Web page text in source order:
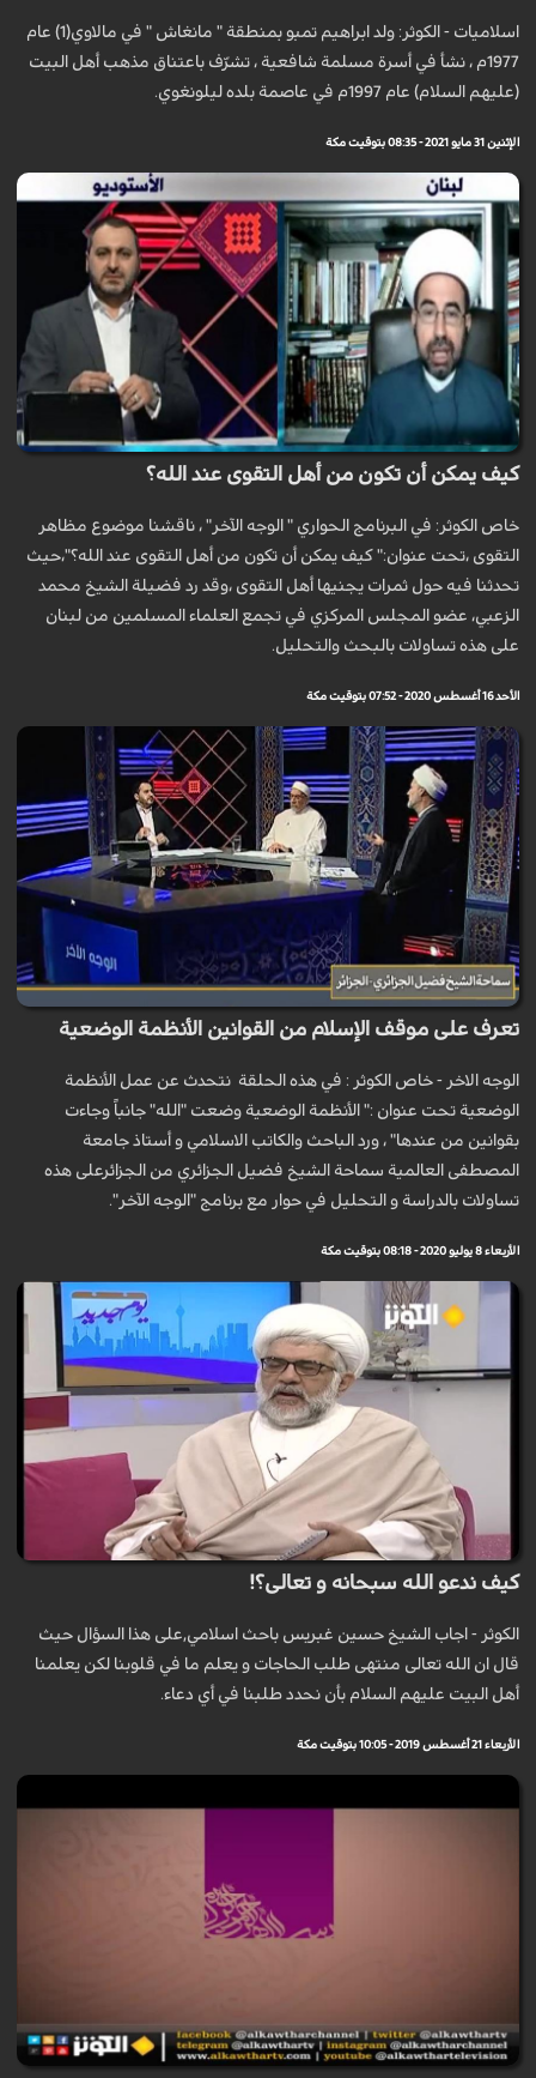
اسلاميات - الكوثر: ولد ابراهيم تمبو بمنطقة " مانغاش " في مالاوي(1) عام
1977م ، نشأ في أسرة مسلمة شافعية ، تشرّف باعتناق مذهب أهل البيت
(عليهم السلام) عام 1997م في عاصمة بلده ليلونغوي.
الإثنين 31 مايو 2021 - 08:35 بتوقيت مكة
كيف يمكن أن تكون من أهل التقوى عند الله؟
خاص الكوثر: في البرنامج الحواري " الوجه الآخر" ، ناقشنا موضوع مظاهر
التقوى ،تحت عنوان:" كيف يمكن أن تكون من أهل التقوى عند الله؟"،حيث
تحدثنا فيه حول ثمرات يجنيها أهل التقوى ،وقد رد فضيلة الشيخ محمد
الزعبي، عضو المجلس المركزي في تجمع العلماء المسلمين من لبنان
على هذه تساولات بالبحث والتحليل.
الأحد 16 أغسطس 2020 - 07:52 بتوقيت مكة
تعرف على موقف الإسلام من القوانين الأنظمة الوضعية
الوجه الاخر - خاص الكوثر : في هذه الحلقة نتحدث عن عمل الأنظمة
الوضعية تحت عنوان :" الأنظمة الوضعية وضعت "الله" جانباً وجاءت
بقوانين من عندها" ، ورد الباحث والكاتب الاسلامي و أستاذ جامعة
المصطفى العالمية سماحة الشيخ فضيل الجزائري من الجزائرعلى هذه
تساولات بالدراسة و التحليل في حوار مع برنامج "الوجه الآخر".
الأربعاء 8 يوليو 2020 - 08:18 بتوقيت مكة
كيف ندعو الله سبحانه و تعالى؟!
الكوثر - اجاب الشيخ حسين غبريس باحث اسلامي,على هذا السؤال حيث
قال ان الله تعالى منتهى طلب الحاجات و یعلم ما في قلوبنا لکن يعلمنا
أهل البیت علیهم السلام بأن نحدد طلبنا في أي دعاء.
الأربعاء 21 أغسطس 2019 - 10:05 بتوقيت مكة